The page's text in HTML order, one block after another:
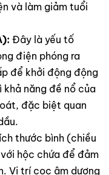
và làm giảm tuổi
Đây là yếu tố
điện phóng ra
để khởi động động
khả năng đề nổ của
đặc biệt quan
thước bình (chiều
hộc chứa để đảm
Vị trí cọc âm dương